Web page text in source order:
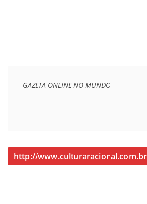
GAZETA ONLINE NO MUNDO
http://www.culturaracional.com.br